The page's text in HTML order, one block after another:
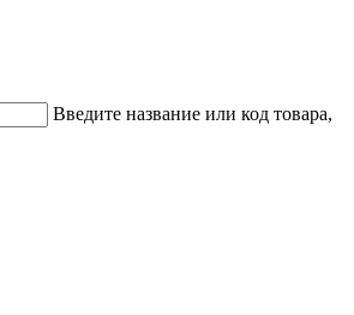
Введите название или код товара,